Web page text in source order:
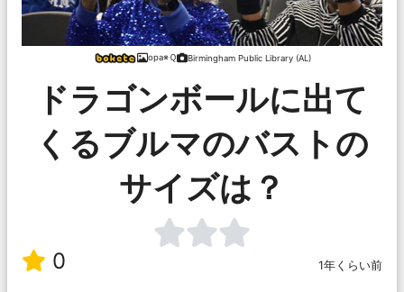
opa※Ｑ Birmingham Public Library (AL)
ドラゴンボールに出て
くるブルマのバストの
サイズは？
0 1年くらい前